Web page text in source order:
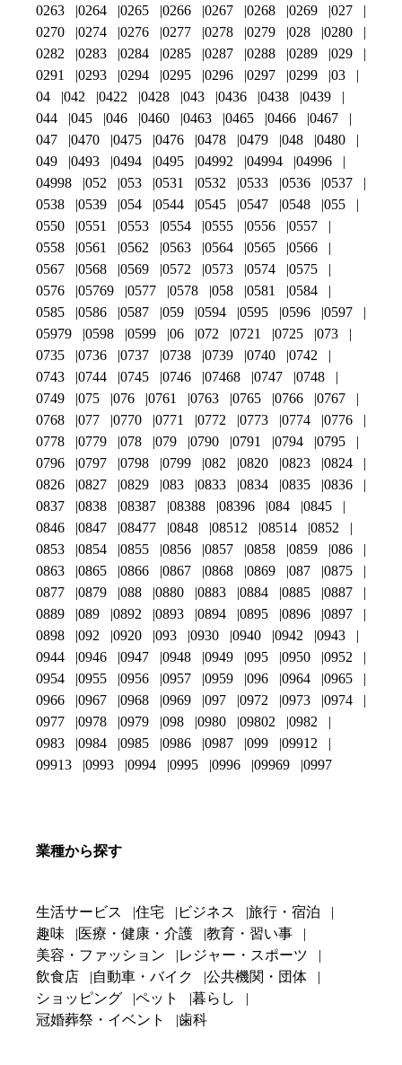
0263 0264 0265 0266 0267 0268 0269
027
0270
0274 0276 0277 0278 0279 028
0280
0282
0283 0284 0285 0287 0288 0289
029
0291
0293 0294 0295 0296 0297 0299
03
04
042 0422 0428 043 0436 0438
0439
044
045 046 0460 0463 0465 0466
0467
047
0470 0475 0476 0478 0479 048
0480
049
0493 0494 0495 04992 04994
04996
04998
052 053 0531 0532 0533 0536
0537
0538
0539 054 0544 0545 0547 0548
055
0550
0551 0553 0554 0555 0556
0557
0558
0561 0562 0563 0564 0565
0566
0567
0568 0569 0572 0573 0574
0575
0576
05769 0577 0578 058 0581
0584
0585
0586 0587 059 0594 0595 0596
0597
05979
0598 0599 06 072 0721 0725
073
0735
0736 0737 0738 0739 0740
0742
0743
0744 0745 0746 07468 0747
0748
0749
075 076 0761 0763 0765 0766
0767
0768
077 0770 0771 0772 0773 0774
0776
0778
0779 078 079 0790 0791 0794
0795
0796
0797 0798 0799 082 0820 0823
0824
0826
0827 0829 083 0833 0834 0835
0836
0837
0838 08387 08388 08396 084
0845
0846
0847 08477 0848 08512 08514
0852
0853
0854 0855 0856 0857 0858 0859
086
0863
0865 0866 0867 0868 0869 087
0875
0877
0879 088 0880 0883 0884 0885
0887
0889
089 0892 0893 0894 0895 0896
0897
0898
092 0920 093 0930 0940 0942
0943
0944
0946 0947 0948 0949 095 0950
0952
0954
0955 0956 0957 0959 096 0964
0965
0966
0967 0968 0969 097 0972 0973
0974
0977
0978 0979 098 0980 09802
0982
0983
0984 0985 0986 0987 099
09912
09913
0993 0994 0995 0996 09969 0997
業種から探す
生活サービス 住宅 ビジネス
旅行・宿泊
趣味
医療・健康・介護
教育・習い事
美容・ファッション
レジャー・スポーツ
飲食店
自動車・バイク
公共機関・団体
ショッピング
ペット
暮らし
冠婚葬祭・イベント
歯科